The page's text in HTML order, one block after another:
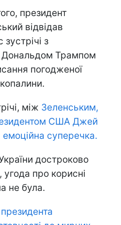
президент
відвідав
з
Трампом
погодженої
між Зеленським,
США Джей
суперечка.
достроково
про корисні
не була.